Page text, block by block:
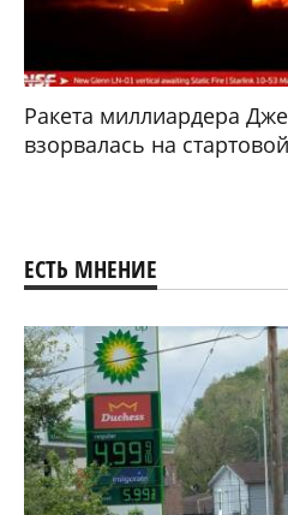
Ракета миллиардера
взорвалась на
ЕСТЬ МНЕНИЕ